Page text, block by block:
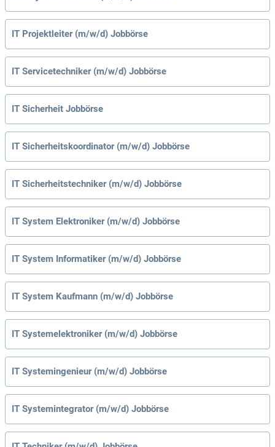
IT Projektleiter (m/w/d) Jobbörse
IT Servicetechniker (m/w/d) Jobbörse
IT Sicherheit Jobbörse
IT Sicherheitskoordinator (m/w/d) Jobbörse
IT Sicherheitstechniker (m/w/d) Jobbörse
IT System Elektroniker (m/w/d) Jobbörse
IT System Informatiker (m/w/d) Jobbörse
IT System Kaufmann (m/w/d) Jobbörse
IT Systemelektroniker (m/w/d) Jobbörse
IT Systemingenieur (m/w/d) Jobbörse
IT Systemintegrator (m/w/d) Jobbörse